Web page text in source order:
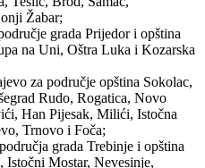
Žabar;
grada Prijedor i opština
na Uni, Oštra Luka i Kozarska
za područje opština Sokolac,
Rudo, Rogatica, Novo
Han Pijesak, Milići, Istočna
Trnovo i Foča;
grada Trebinje i opština
Mostar, Nevesinje,